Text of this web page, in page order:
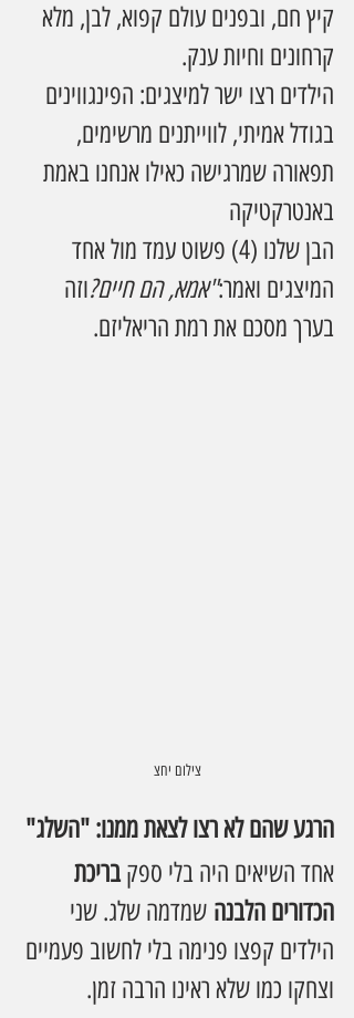
קיץ חם, ובפנים עולם קפוא, לבן, מלא
קרחונים וחיות ענק.
הילדים רצו ישר למיצגים: הפינגווינים
בגודל אמיתי, לווייתנים מרשימים,
תפאורה שמרגישה כאילו אנחנו באמת
באנטרקטיקה
הבן שלנו (4) פשוט עמד מול אחד
המיצגים ואמר:"אמא, הם חיים?וזה
בערך מסכם את רמת הריאליזם.
צילום יחצ
הרגע שהם לא רצו לצאת ממנו: "השלג"
אחד השיאים היה בלי ספק בריכת
הכדורים הלבנה שמדמה שלג. שני
הילדים קפצו פנימה בלי לחשוב פעמיים
וצחקו כמו שלא ראינו הרבה זמן.